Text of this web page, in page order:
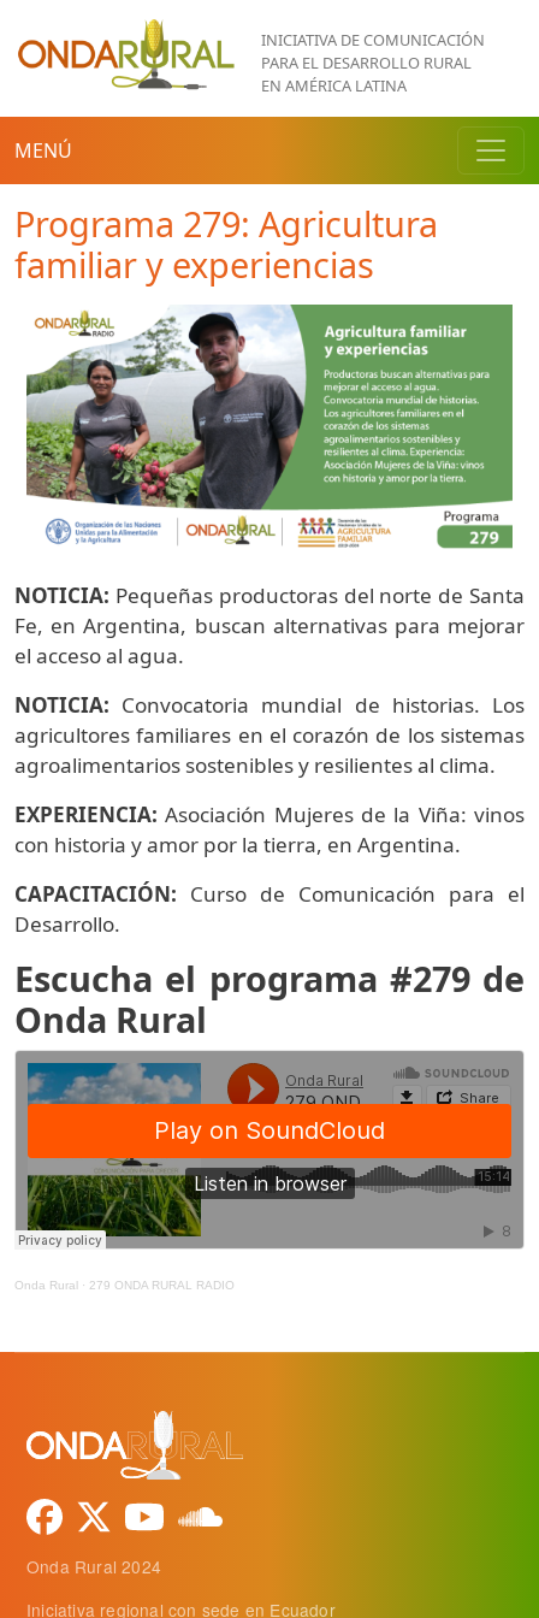
Pasar al contenido principal
INICIATIVA DE COMUNICACIÓN
PARA EL DESARROLLO RURAL
EN AMÉRICA LATINA
MENÚ
Programa 279: Agricultura
familiar y experiencias
NOTICIA: Pequeñas productoras del norte de Santa
Fe, en Argentina, buscan alternativas para mejorar
el acceso al agua.
NOTICIA: Convocatoria mundial de historias. Los
agricultores familiares en el corazón de los sistemas
agroalimentarios sostenibles y resilientes al clima.
EXPERIENCIA:Asociación Mujeres de la Viña: vinos
con historia y amor por la tierra, en Argentina.
CAPACITACIÓN: Curso de Comunicación para el
Desarrollo.
Escucha el programa #279 de
Onda Rural
Onda Rural · 279 ONDA RURAL RADIO
Onda Rural 2024
Iniciativa regional con sede en Ecuador